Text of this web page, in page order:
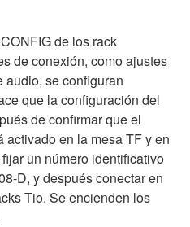
de los rack
de conexión, como ajustes
audio, se configuran
que la configuración del
de confirmar que el
activado en la mesa TF y en
un número identificativo
D, y después conectar en
Tio. Se encienden los